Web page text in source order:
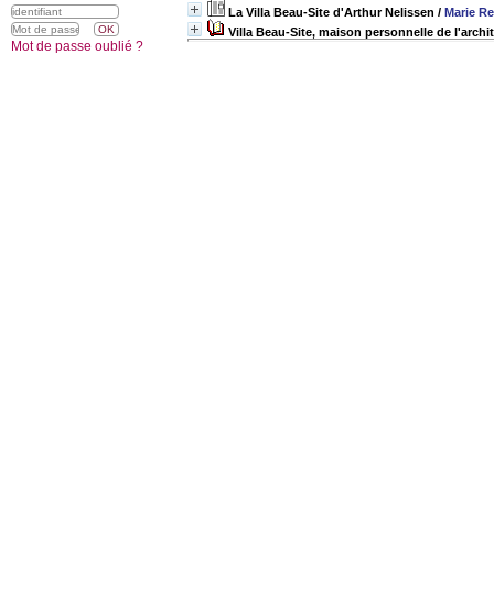
La Villa Beau-Site d'Arthur Nelissen / Marie
Villa Beau-Site, maison personnelle de
Mot de passe oublié ?